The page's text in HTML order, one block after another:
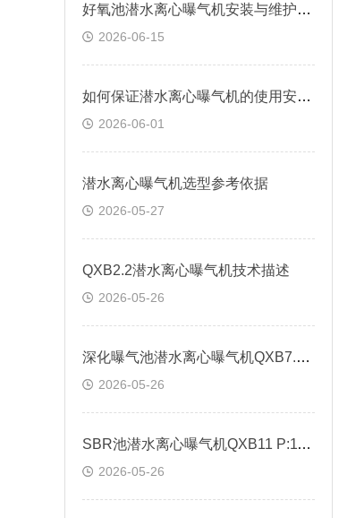
好氧池潜水离心曝气机安装与维护要点
2026-06-15
如何保证潜水离心曝气机的使用安全？
2026-06-01
潜水离心曝气机选型参考依据
2026-05-27
QXB2.2潜水离心曝气机技术描述
2026-05-26
深化曝气池潜水离心曝气机QXB7.5安装方法
2026-05-26
SBR池潜水离心曝气机QXB11 P:11KW
2026-05-26